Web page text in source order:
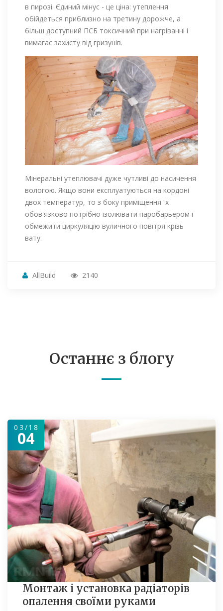
в пирозі. Єдиний мінус - це ціна: утеплення
обійдеться приблизно на третину дорожче, а
більш доступний ПСБ токсичний при нагріванні і
вимагає захисту від гризунів.
Мінеральні утеплювачі дуже чутливі до насичення
вологою. Якщо вони експлуатуються на кордоні
двох температур, то з боку приміщення їх
обов'язково потрібно ізолювати паробарьером і
обмежити циркуляцію вуличного повітря крізь
вату.
AllBuild 2140
Останнє з блогу
03/18
04
Монтаж і установка радіаторів
опалення своїми руками